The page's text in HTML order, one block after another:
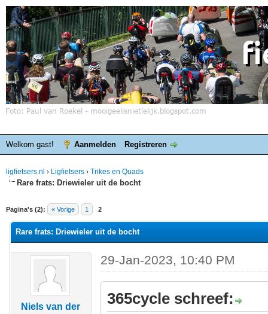
Welkom gast! Aanmelden Registreren
ligfietsers.nl › Ligfietsers › Trikes en Quads
Rare frats: Driewieler uit de bocht
Pagina's (2): « Vorige 1 2
waardering is 0
Rare frats: Driewieler uit de bocht
Niels van der
29-Jan-2023, 10:40 PM
365cycle schreef: